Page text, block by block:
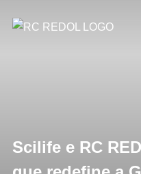
Scilife e RC